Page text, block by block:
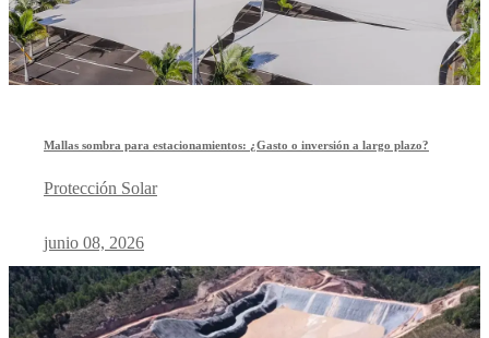
Mallas sombra para estacionamientos: ¿Gasto o inversión a largo plazo?
Protección Solar
junio 08, 2026